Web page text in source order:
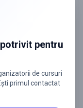
pentru
de cursuri
primul contactat